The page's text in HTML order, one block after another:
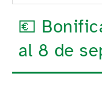
💶
al 8 de